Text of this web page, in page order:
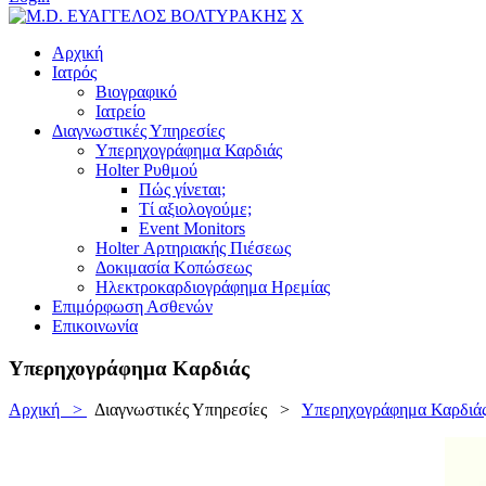
X
Αρχική
Ιατρός
Βιογραφικό
Ιατρείο
Διαγνωστικές Υπηρεσίες
Υπερηχογράφημα Καρδιάς
Holter Ρυθμού
Πώς γίνεται;
Τί αξιολογούμε;
Event Monitors
Holter Αρτηριακής Πιέσεως
Δοκιμασία Κοπώσεως
Ηλεκτροκαρδιογράφημα Ηρεμίας
Επιμόρφωση Ασθενών
Επικοινωνία
Υπερηχογράφημα Καρδιάς
Αρχική > Διαγνωστικές Υπηρεσίες > Υπερηχογράφημα